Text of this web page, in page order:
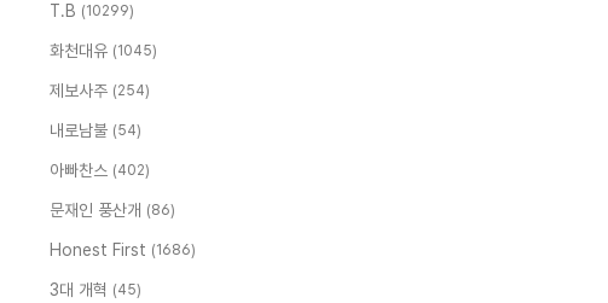
T.B (10299)
화천대유 (1045)
제보사주 (254)
내로남불 (54)
아빠찬스 (402)
문재인 풍산개 (86)
Honest First (1686)
3대 개혁 (45)